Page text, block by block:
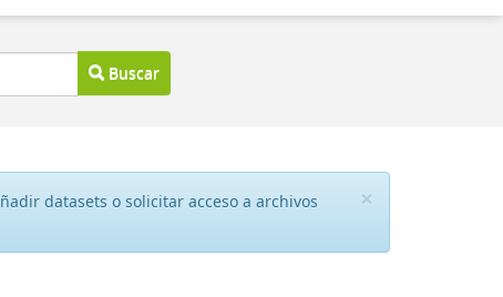
Buscar
×
datasets o solicitar acceso a archivos